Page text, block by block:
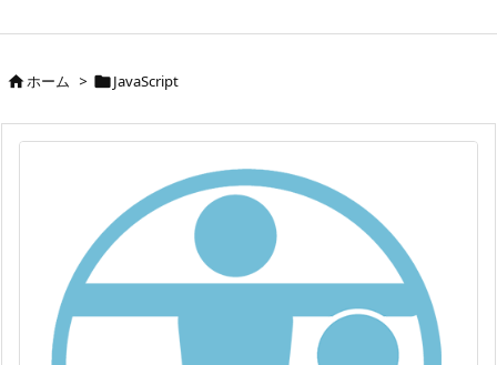
ホーム > JavaScript